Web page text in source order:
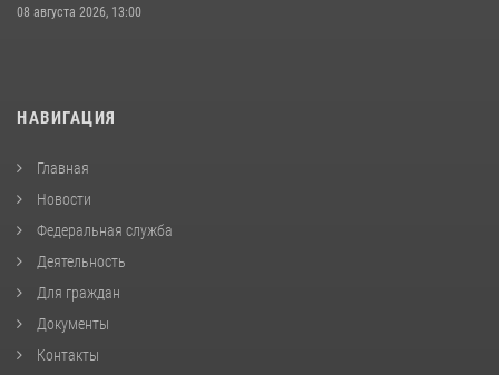
08 августа 2026, 13:00
НАВИГАЦИЯ
Главная
Новости
Федеральная служба
Деятельность
Для граждан
Документы
Контакты